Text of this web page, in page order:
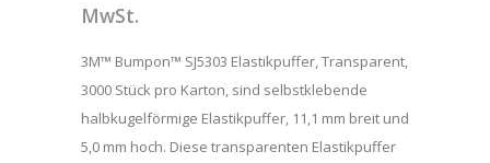
MwSt.
3M™ Bumpon™ SJ5303 Elastikpuffer, Transparent,
3000 Stück pro Karton, sind selbstklebende
halbkugelförmige Elastikpuffer, 11,1 mm breit und
5,0 mm hoch. Diese transparenten Elastikpuffer